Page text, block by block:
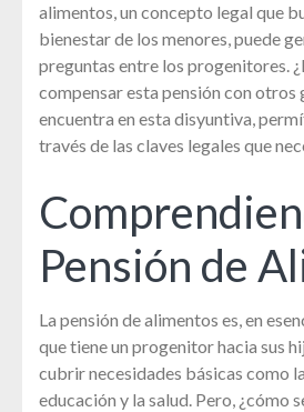
alimentos, un concepto legal que
bienestar de los menores, puede
preguntas entre los progenitores.
compensar esta pensión con otros
encuentra en esta disyuntiva,
través de las claves legales que
Pensión de
La pensión de alimentos es, en
que tiene un progenitor hacia sus
cubrir necesidades básicas como
educación y la salud. Pero, ¿cómo